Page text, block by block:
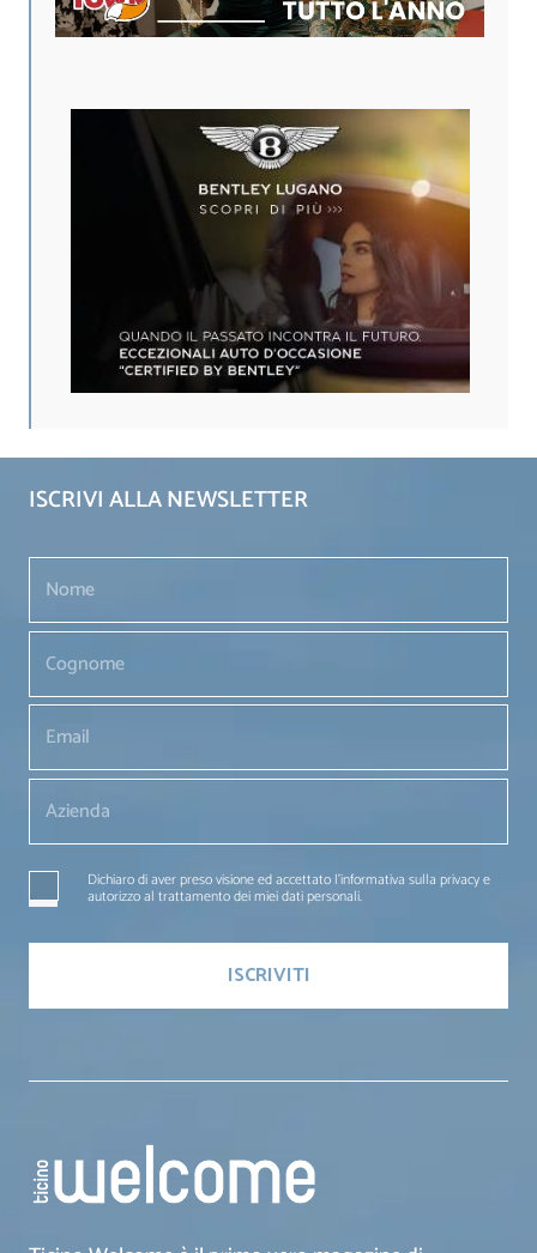
ISCRIVI ALLA NEWSLETTER
Dichiaro di aver preso visione ed accettato l'informativa sulla privacy e
autorizzo al trattamento dei miei dati personali.